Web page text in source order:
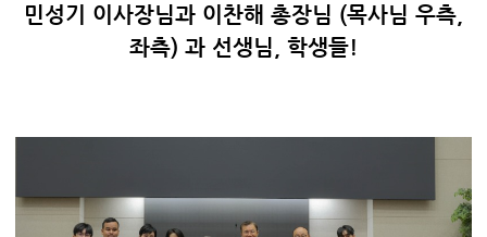
민성기 이사장님과 이찬해 총장님 (목사님 우측,
좌측) 과 선생님, 학생들!